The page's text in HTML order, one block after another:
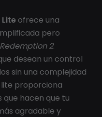
Lite ofrece una
pero
2.
desean un control
sin una complejidad
proporciona
hacen que tu
agradable y